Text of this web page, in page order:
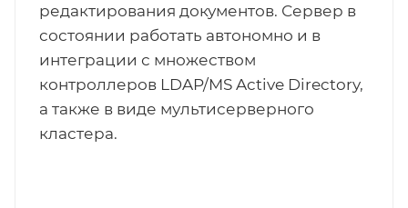
редактирования документов. Сервер в
состоянии работать автономно и в
интеграции с множеством
контроллеров LDAP/MS Active Directory,
а также в виде мультисерверного
кластера.